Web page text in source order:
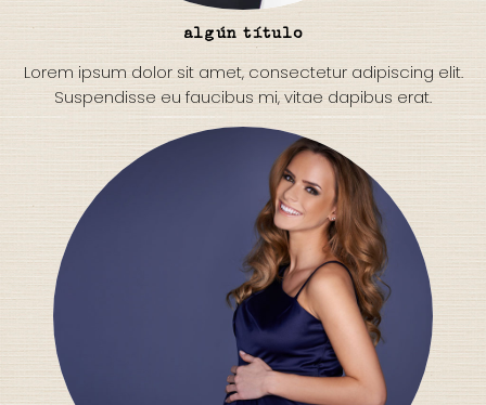
algún título
Lorem ipsum dolor sit amet, consectetur adipiscing elit.
Suspendisse eu faucibus mi, vitae dapibus erat.